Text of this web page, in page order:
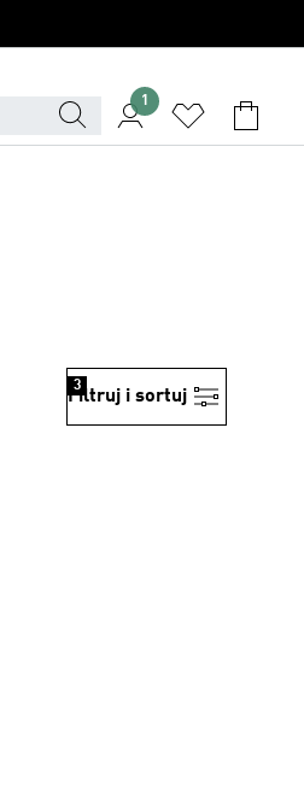
1
Filtruj i sortuj
3